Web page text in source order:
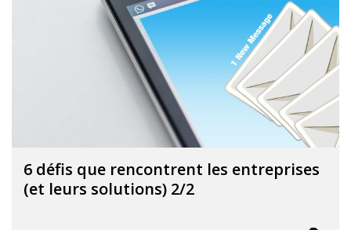
6 défis que rencontrent les entreprises
(et leurs solutions) 2/2